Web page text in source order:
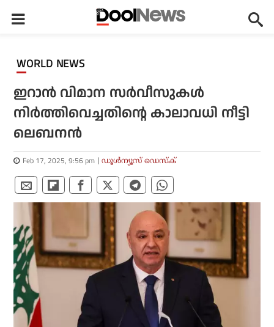
WORLD NEWS
ഇറാന്‍ വിമാന സര്‍വീസുകള്‍
നിര്‍ത്തിവെച്ചതിന്റെ കാലാവധി നീട്ടി
ലെബനന്‍
Feb 17, 2025, 9:56 pm ഡൂള്‍ന്യൂസ് ഡെസ്‌ക്